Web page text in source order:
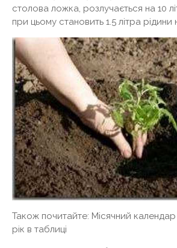
столова ложка, розлучається на 10
при цьому становить 1.5 літра рідини
Також почитайте: Місячний
рік в таблиці